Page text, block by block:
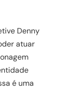
Denny
atuar
é uma